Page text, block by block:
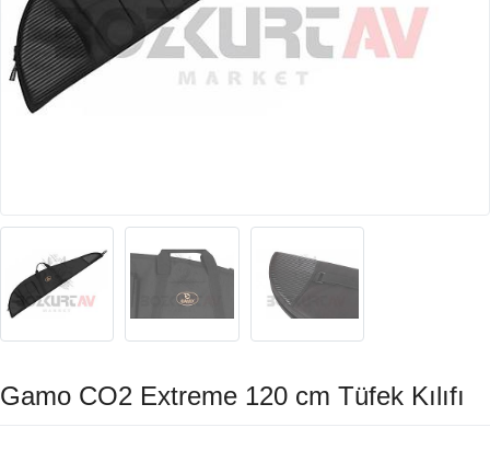
Gamo CO2 Extreme 120 cm Tüfek Kılıfı